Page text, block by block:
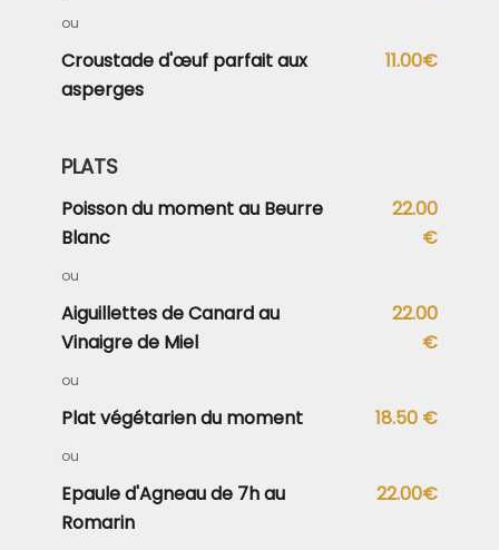
ou
Croustade d'œuf parfait aux
asperges
11.00€
PLATS
Poisson du moment au Beurre
Blanc
22.00
€
ou
Aiguillettes de Canard au
Vinaigre de Miel
22.00
€
ou
Plat végétarien du moment 18.50 €
ou
Epaule d'Agneau de 7h au
Romarin
22.00€